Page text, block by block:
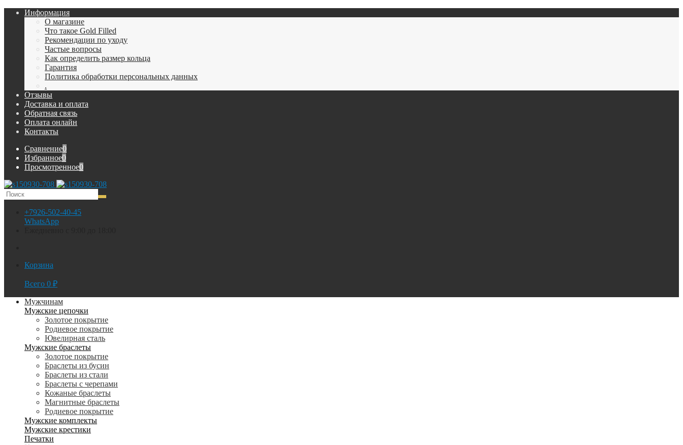
Информация
О магазине
Что такое Gold Filled
Рекомендации по уходу
Частые вопросы
Как определить размер кольца
Гарантия
Политика обработки персональных данных
.
Отзывы
Доставка и оплата
Обратная связь
Оплата онлайн
Контакты
Сравнение0
Избранное0
Просмотренное0
+7926-502-40-45
WhatsApp
Корзина
Всего 0 ₽
Мужчинам
Мужские цепочки
Золотое покрытие
Родиевое покрытие
Ювелирная сталь
Мужские браслеты
Золотое покрытие
Браслеты из бусин
Браслеты из стали
Браслеты с черепами
Кожаные браслеты
Магнитные браслеты
Родиевое покрытие
Мужские комплекты
Мужские крестики
Печатки